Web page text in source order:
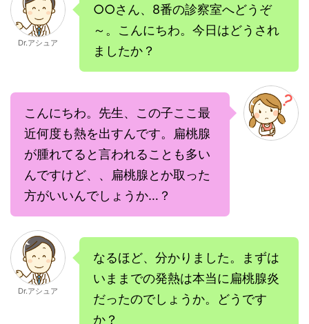
Dr.アシュア
○○さん、8番の診察室へどうぞ
～。こんにちわ。今日はどうされ
ましたか？
こんにちわ。先生、この子ここ最
近何度も熱を出すんです。扁桃腺
が腫れてると言われることも多い
んですけど、、扁桃腺とか取った
方がいいんでしょうか…？
Dr.アシュア
なるほど、分かりました。まずは
いままでの発熱は本当に扁桃腺炎
だったのでしょうか。どうです
か？